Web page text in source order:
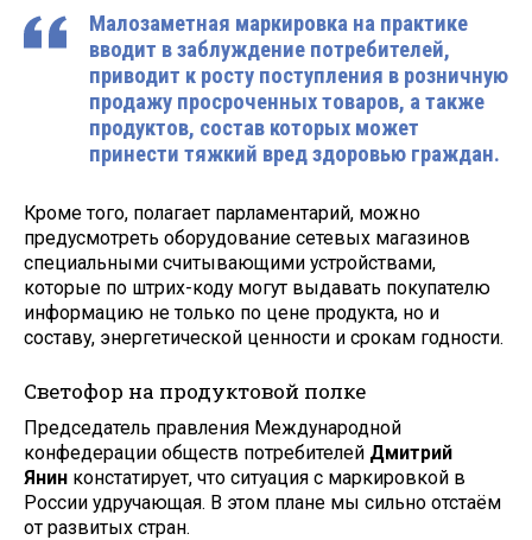
Малозаметная маркировка на практике
вводит в заблуждение потребителей,
приводит к росту поступления в розничную
продажу просроченных товаров, а также
продуктов, состав которых может
принести тяжкий вред здоровью граждан.
Кроме того, полагает парламентарий, можно
предусмотреть оборудование сетевых магазинов
специальными считывающими устройствами,
которые по штрих-коду могут выдавать покупателю
информацию не только по цене продукта, но и
составу, энергетической ценности и срокам годности.
Светофор на продуктовой полке
Председатель правления Международной
конфедерации обществ потребителей Дмитрий
Янин констатирует, что ситуация с маркировкой в
России удручающая. В этом плане мы сильно отстаём
от развитых стран.